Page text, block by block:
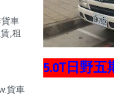
車
,租
貨車
5.0T日野五